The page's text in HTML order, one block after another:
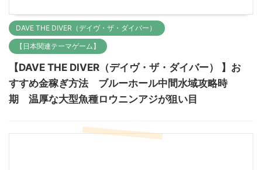
DAVE THE DIVER（デイヴ・ザ・ダイバー）
【日本関連テーマゲーム】
【DAVE THE DIVER（デイヴ・ザ・ダイバー） 】お
すすめ金稼ぎ方法 ブルーホール中間水域攻略時
期 温厚な大型魚種ロウニンアジが狙い目